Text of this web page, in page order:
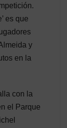
es que
y
en la
con la
el Parque